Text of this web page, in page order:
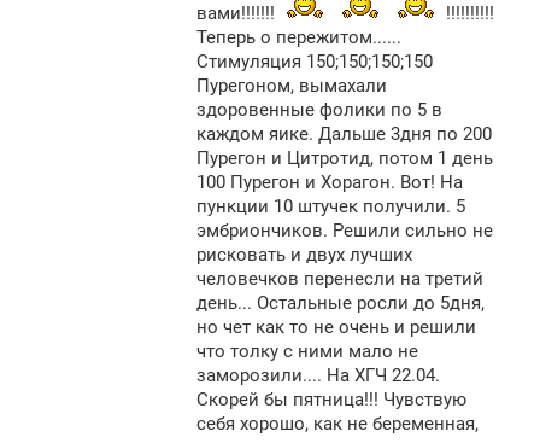
вами!!!!!!!
!!!!!!!!!!
Теперь о пережитом......
Стимуляция 150;150;150;150
Пурегоном, вымахали
здоровенные фолики по 5 в
каждом яике. Дальше 3дня по 200
Пурегон и Цитротид, потом 1 день
100 Пурегон и Хорагон. Вот! На
пункции 10 штучек получили. 5
эмбриончиков. Решили сильно не
рисковать и двух лучших
человечков перенесли на третий
день... Остальные росли до 5дня,
но чет как то не очень и решили
что толку с ними мало не
заморозили.... На ХГЧ 22.04.
Скорей бы пятница!!! Чувствую
себя хорошо, как не беременная,